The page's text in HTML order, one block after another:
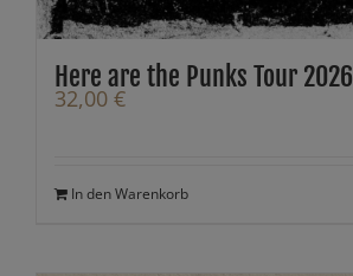
Here are the Punks Tour 2026
32,00 €
In den Warenkorb